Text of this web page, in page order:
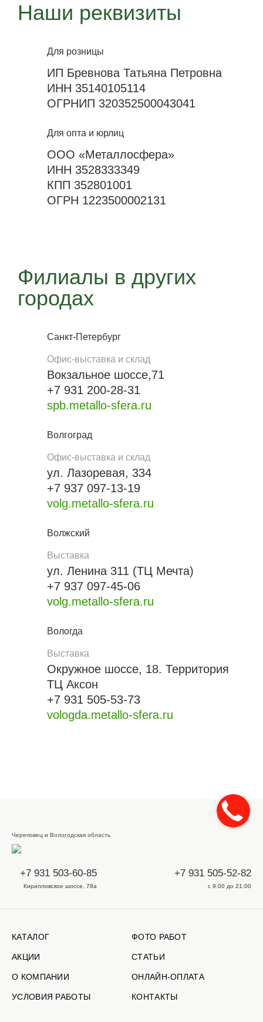
Наши реквизиты
Для розницы
ИП Бревнова Татьяна Петровна
ИНН 35140105114
ОГРНИП 320352500043041
Для опта и юрлиц
ООО «Металлосфера»
ИНН 3528333349
КПП 352801001
ОГРН 1223500002131
Филиалы в других
городах
Санкт-Петербург
Офис-выставка и склад
Вокзальное шоссе,71
+7 931 200-28-31
spb.metallo-sfera.ru
Волгоград
Офис-выставка и склад
ул. Лазоревая, 334
+7 937 097-13-19
volg.metallo-sfera.ru
Волжский
Выставка
ул. Ленина 311 (ТЦ Мечта)
+7 937 097-45-06
volg.metallo-sfera.ru
Вологда
Выставка
Окружное шоссе, 18. Территория
ТЦ Аксон
+7 931 505-53-73
vologda.metallo-sfera.ru
Череповец и Вологодская область
+7 931 503-60-85
Кирилловское шоссе, 78а
+7 931 505-52-82
с 9:00 до 21:00
КАТАЛОГ
АКЦИИ
О КОМПАНИИ
УСЛОВИЯ РАБОТЫ
ФОТО РАБОТ
СТАТЬИ
ОНЛАЙН-ОПЛАТА
КОНТАКТЫ